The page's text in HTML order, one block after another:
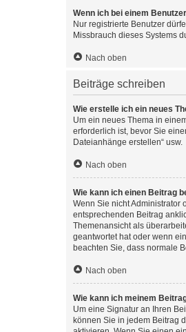
Wenn ich bei einem
Nur registrierte Benutzer
Missbrauch dieses Systems
Nach oben
Beiträge schreiben
Wie erstelle ich ein neues
Um ein neues Thema in
erforderlich ist, bevor Sie
Dateianhänge erstellen“ usw.
Nach oben
Wie kann ich einen Beitrag
Wenn Sie nicht Administrator
entsprechenden Beitrag
Themenansicht als
geantwortet hat oder wenn
beachten Sie, dass normale
Nach oben
Wie kann ich meinem
Um eine Signatur an Ihren
können Sie in jedem Beitrag